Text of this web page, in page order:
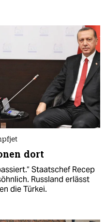
dort
Staatschef Recep
Russland erlässt
die Türkei.